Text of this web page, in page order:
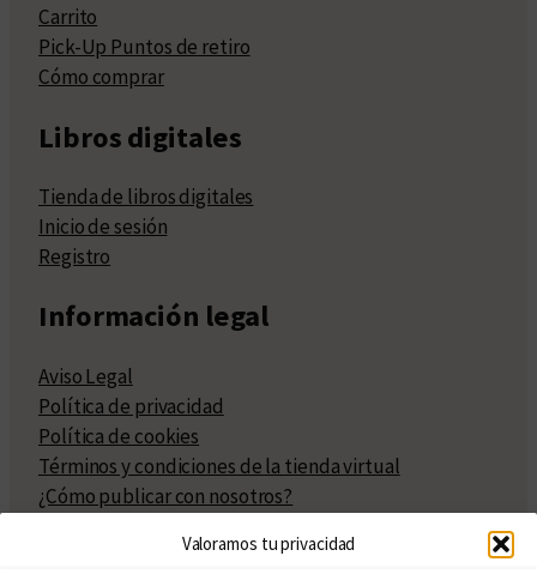
Valoramos tu privacidad
Carrito
Pick-Up Puntos de retiro
Cómo comprar
Libros digitales
Tienda de libros digitales
Inicio de sesión
Registro
Información legal
Aviso Legal
Política de privacidad
Política de cookies
Términos y condiciones de la tienda virtual
¿Cómo publicar con nosotros?
Políticas de publicación